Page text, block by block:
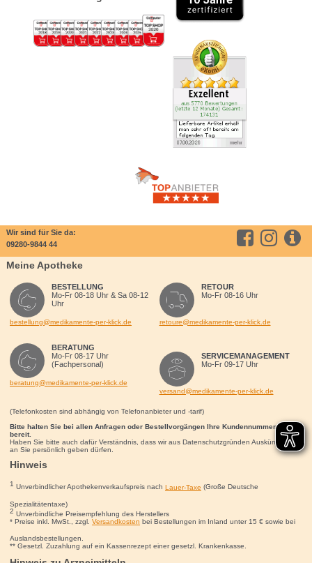
Wir sind für Sie da:
09280-9844 44
Meine Apotheke
BESTELLUNG
Mo-Fr 08-18 Uhr & Sa 08-12
Uhr
bestellung@medikamente-per-klick.de
BERATUNG
Mo-Fr 08-17 Uhr
(Fachpersonal)
beratung@medikamente-per-klick.de
RETOUR
Mo-Fr 08-16 Uhr
retoure@medikamente-per-klick.de
SERVICEMANAGEMENT
Mo-Fr 09-17 Uhr
versand@medikamente-per-klick.de
(Telefonkosten sind abhängig von Telefonanbieter und -tarif)
Bitte halten Sie bei allen Anfragen oder Bestellvorgängen Ihre Kundennummer für uns
bereit.
Haben Sie bitte auch dafür Verständnis, dass wir aus Datenschutzgründen Auskünfte nur
an Sie persönlich geben dürfen.
Hinweis
1 Unverbindlicher Apothekenverkaufspreis nach Lauer-Taxe (Große Deutsche
Spezialitätentaxe)
2 Unverbindliche Preisempfehlung des Herstellers
* Preise inkl. MwSt., zzgl. Versandkosten bei Bestellungen im Inland unter 15 €sowie bei
Auslandsbestellungen.
** Gesetzl. Zuzahlung auf ein Kassenrezept einer gesetzl. Krankenkasse.